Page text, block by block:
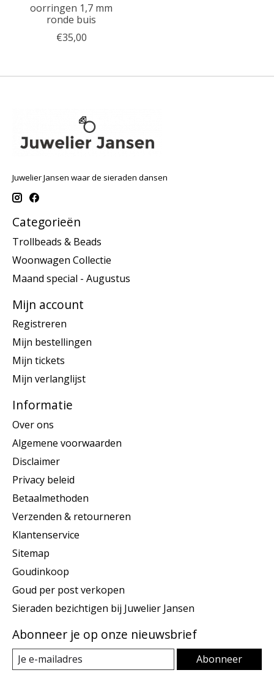
oorringen 1,7 mm
ronde buis
€35,00
Juwelier Jansen waar de sieraden dansen
Categorieën
Trollbeads & Beads
Woonwagen Collectie
Maand special - Augustus
Mijn account
Registreren
Mijn bestellingen
Mijn tickets
Mijn verlanglijst
Informatie
Over ons
Algemene voorwaarden
Disclaimer
Privacy beleid
Betaalmethoden
Verzenden & retourneren
Klantenservice
Sitemap
Goudinkoop
Goud per post verkopen
Sieraden bezichtigen bij Juwelier Jansen
Abonneer je op onze nieuwsbrief
Abonneer